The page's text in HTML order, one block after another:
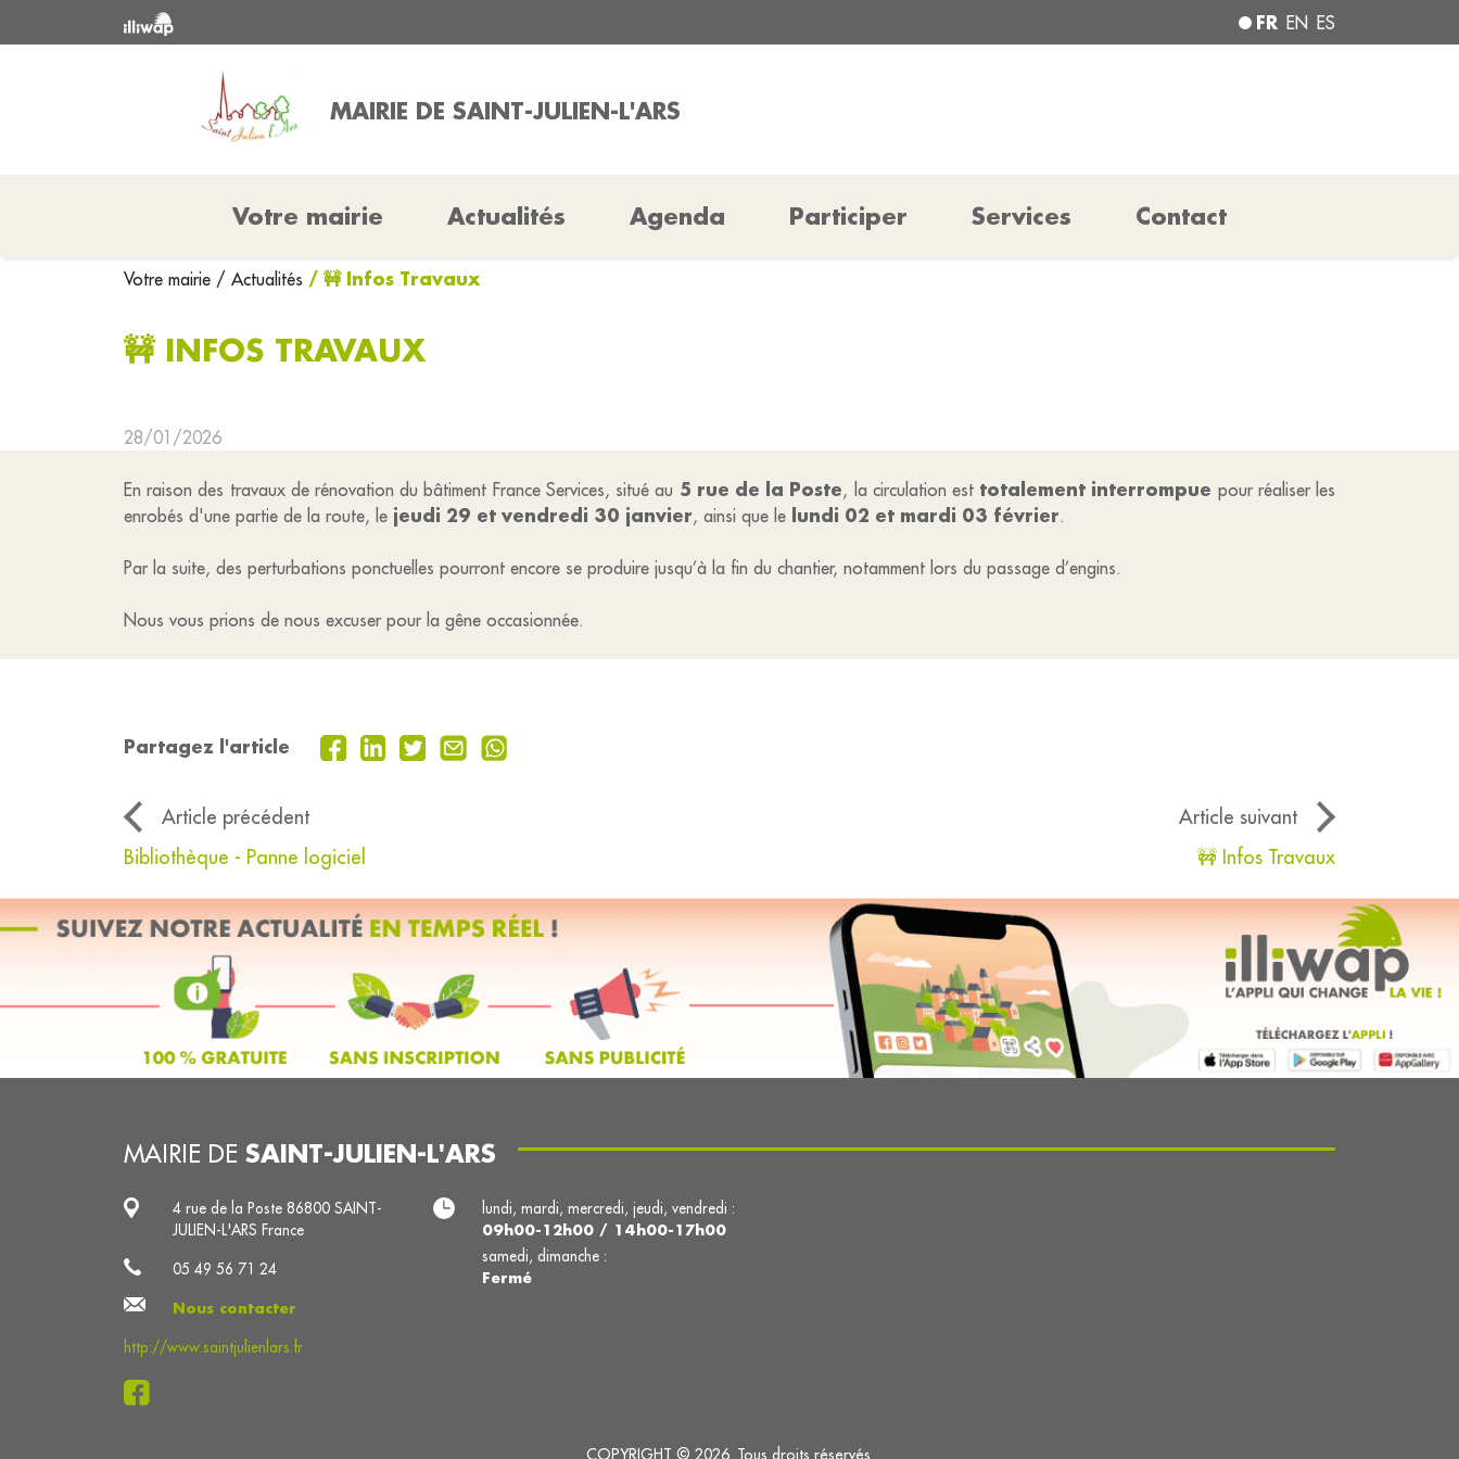
FR EN ES
MAIRIE DE SAINT-JULIEN-L'ARS
Votre mairie Actualités Agenda Participer Services Contact
Votre mairie / Actualités / 🚧 Infos Travaux
🚧 INFOS TRAVAUX
28/01/2026
En raison des travaux de rénovation du bâtiment France Services, situé au 5 rue de la Poste, la circulation est totalement interrompue pour réaliser les
enrobés d'une partie de la route, le jeudi 29 et vendredi 30 janvier, ainsi que le lundi 02 et mardi 03 février.
Par la suite, des perturbations ponctuelles pourront encore se produire jusqu’à la fin du chantier, notamment lors du passage d’engins.
Nous vous prions de nous excuser pour la gêne occasionnée.
Partagez l'article
Article précédent
Article suivant
Bibliothèque - Panne logiciel
🚧 Infos Travaux
MAIRIE DE SAINT-JULIEN-L'ARS
4 rue de la Poste 86800 SAINT-
JULIEN-L'ARS France
05 49 56 71 24
Nous contacter
http://www.saintjulienlars.fr
lundi, mardi, mercredi, jeudi, vendredi :
09h00-12h00 / 14h00-17h00
samedi, dimanche :
Fermé